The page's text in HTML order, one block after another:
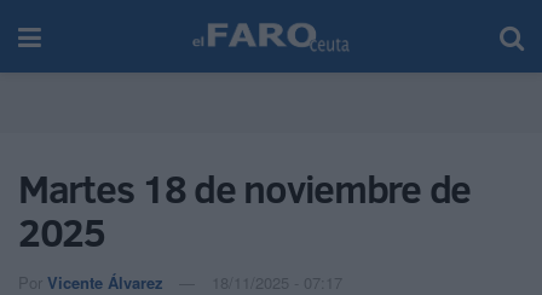
Martes 18 de noviembre de
2025
Por Vicente Álvarez 18/11/2025 - 07:17